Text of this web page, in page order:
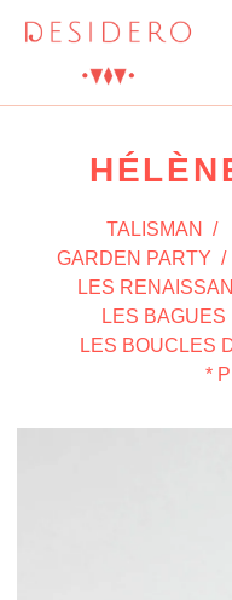
TALISMAN
GARDEN PARTY
LES
LES BAGUES
LES BOUCLES
*